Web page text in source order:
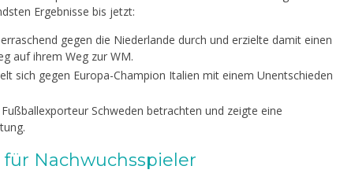
Ergebnisse bis jetzt:
gegen die Niederlande durch und erzielte damit einen
auf ihrem Weg zur WM.
sich gegen Europa-Champion Italien mit einem Unentschieden
Schweden betrachten und zeigte eine
Nachwuchsspieler